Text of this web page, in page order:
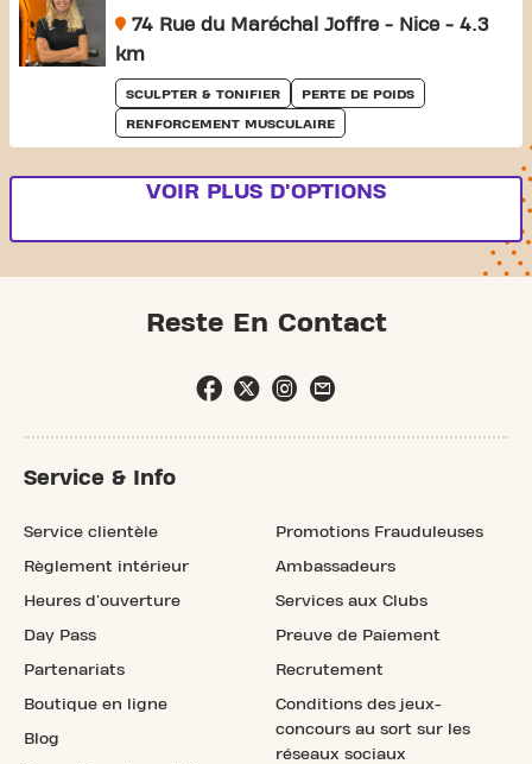
74 Rue du Maréchal Joffre - Nice - 4.3
km
SCULPTER & TONIFIER PERTE DE POIDS
RENFORCEMENT MUSCULAIRE
VOIR PLUS D'OPTIONS
Reste En Contact
Service & Info
Service clientèle
Règlement intérieur
Heures d'ouverture
Day Pass
Partenariats
Boutique en ligne
Blog
Promotions Frauduleuses
Ambassadeurs
Services aux Clubs
Preuve de Paiement
Recrutement
Conditions des jeux-
concours au sort sur les
réseaux sociaux